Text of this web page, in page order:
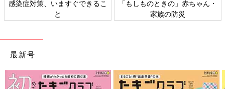
出典：Instagramアカウント「minnie031980」
感染症対策、いますぐできるこ
と
「もしものときの」赤ちゃん・
家族の防災
最新号